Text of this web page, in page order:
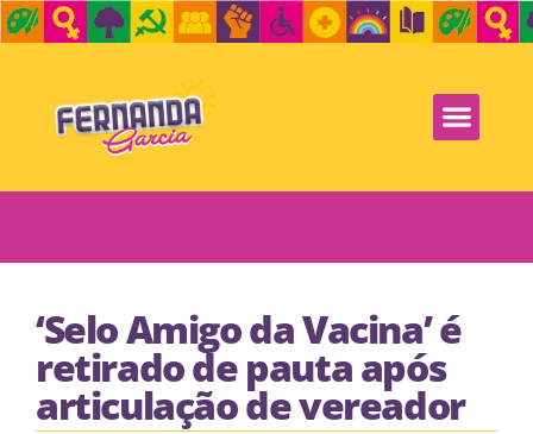
‘Selo Amigo da Vacina’ é
retirado de pauta após
articulação de vereador